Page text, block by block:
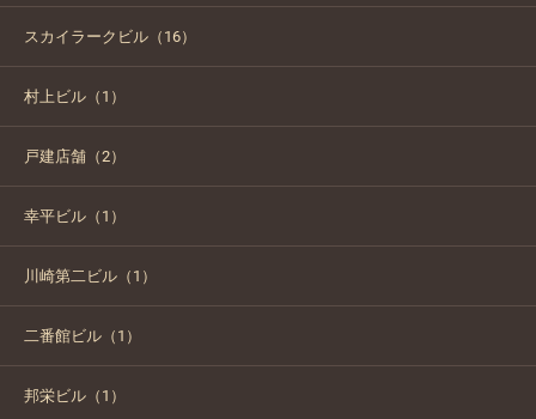
スカイラークビル（16）
村上ビル（1）
戸建店舗（2）
幸平ビル（1）
川崎第二ビル（1）
二番館ビル（1）
邦栄ビル（1）